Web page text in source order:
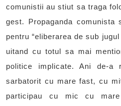
comunistii au stiut sa traga
gest. Propaganda
pentru “eliberarea de sub
uitand cu totul sa mai
politice implicate. Ani de-a
sarbatorit cu mare fast, cu
participau cu mic cu